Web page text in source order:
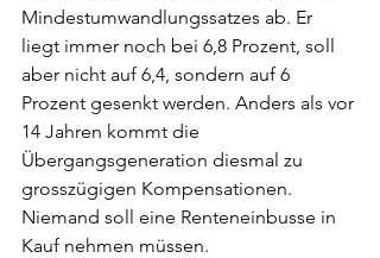
Mindestumwandlungssatzes ab. Er
liegt immer noch bei 6,8 Prozent, soll
aber nicht auf 6,4, sondern auf 6
Prozent gesenkt werden. Anders als vor
14 Jahren kommt die
Übergangsgeneration diesmal zu
grosszügigen Kompensationen.
Niemand soll eine Renteneinbusse in
Kauf nehmen müssen.